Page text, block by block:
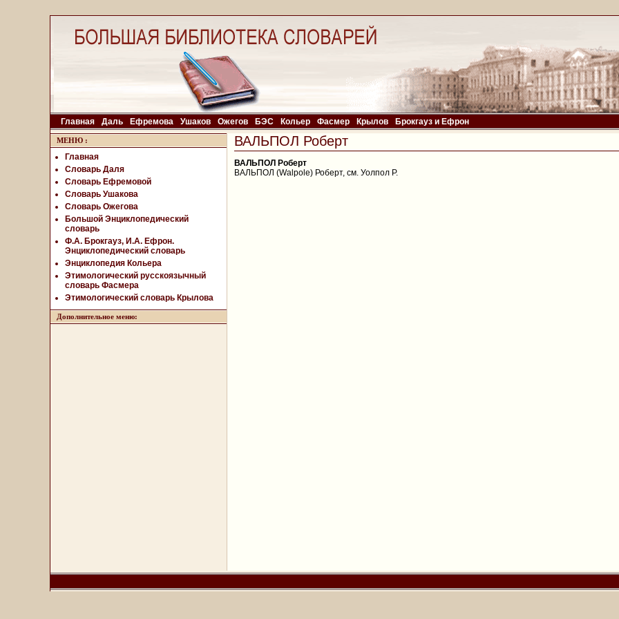
Главная Даль Ефремова Ушаков Ожегов БЭС Кольер Фасмер Крылов Брокгауз и Ефрон
МЕНЮ :
Главная
Словарь Даля
Словарь Ефремовой
Словарь Ушакова
Словарь Ожегова
Большой Энциклопедический
словарь
Ф.А. Брокгауз, И.А. Ефрон.
Энциклопедический словарь
Энциклопедия Кольера
Этимологический русскоязычный
словарь Фасмера
Этимологический словарь Крылова
Дополнительное меню:
ВАЛЬПОЛ Роберт
ВАЛЬПОЛ Роберт
ВАЛЬПОЛ (Walpole) Роберт, см. Уолпол Р.